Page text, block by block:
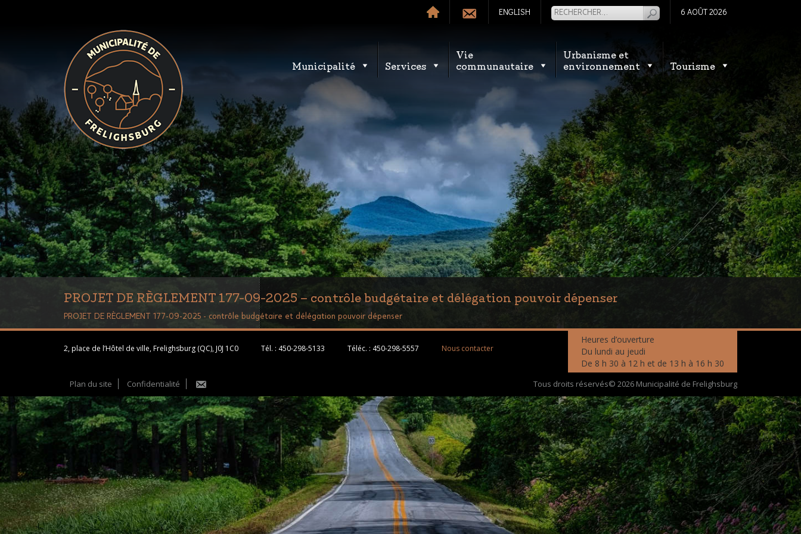
ENGLISH 6 AOÛT 2026
Municipalité Services
Vie
communautaire
Urbanisme et
environnement
Tourisme
PROJET DE RÈGLEMENT 177-09-2025 – contrôle budgétaire et délégation pouvoir dépenser
PROJET DE RÈGLEMENT 177-09-2025 - contrôle budgétaire et délégation pouvoir dépenser
2, place de l’Hôtel de ville, Frelighsburg (QC), J0J 1C0 Tél. : 450-298-5133 Téléc. : 450-298-5557 Nous contacter
Heures d’ouverture
Du lundi au jeudi
De 8 h 30 à 12 h et de 13 h à 16 h 30
Plan du site Confidentialité Tous droits réservés© 2026 Municipalité de Frelighsburg